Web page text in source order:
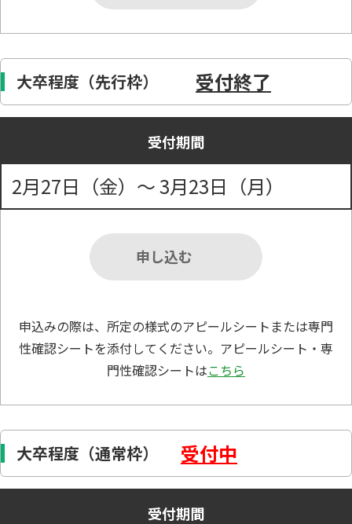
大卒程度（先行枠） 受付終了
受付期間
2月27日（金）～ 3月23日（月）
申し込む
申込みの際は、所定の様式のアピールシートまたは専門
性確認シートを添付してください。アピールシート・専
門性確認シートはこちら
大卒程度（通常枠） 受付中
受付期間